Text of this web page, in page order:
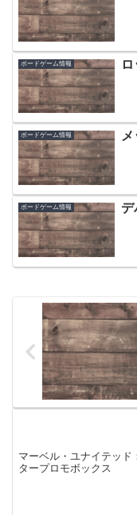
ボードゲーム情報
ボードゲーム情報 メ
ボードゲーム情報 デ
マーベル・ユナイテッド
タープロモボックス